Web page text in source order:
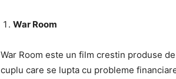
War Room
War Room este un film crestin produse
cuplu care se lupta cu probleme